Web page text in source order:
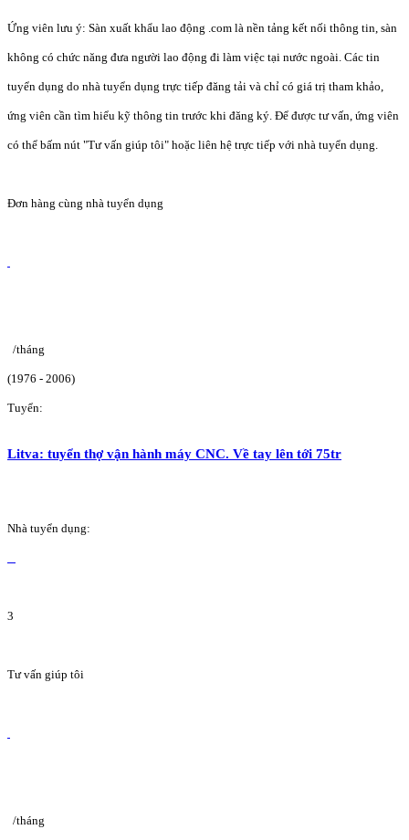
Ứng viên lưu ý: Sàn xuất khẩu lao động .com là nền tảng kết nối thông tin, sàn
không có chức năng đưa người lao động đi làm việc tại nước ngoài. Các tin
tuyển dụng do nhà tuyển dụng trực tiếp đăng tải và chỉ có giá trị tham khảo,
ứng viên cần tìm hiểu kỹ thông tin trước khi đăng ký. Để được tư vấn, ứng viên
có thể bấm nút "Tư vấn giúp tôi" hoặc liên hệ trực tiếp với nhà tuyển dụng.
Đơn hàng cùng nhà tuyển dụng
/tháng
(1976 - 2006)
Tuyển:
Litva: tuyển thợ vận hành máy CNC. Về tay lên tới 75tr
Nhà tuyển dụng:
3
Tư vấn giúp tôi
/tháng